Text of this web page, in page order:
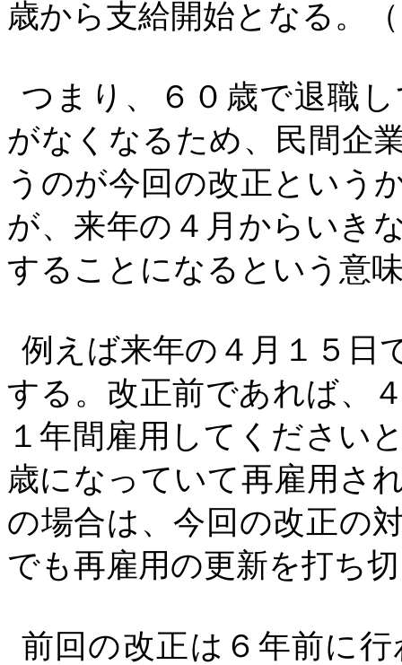
歳から支給開始となる。
つまり、６０歳で退職
がなくなるため、民間企
うのが今回の改正という
が、来年の４月からいき
することになるという意
例えば来年の４月１５日
する。改正前であれば、
１年間雇用してください
歳になっていて再雇用さ
の場合は、今回の改正の
でも再雇用の更新を打ち
前回の改正は６年前に